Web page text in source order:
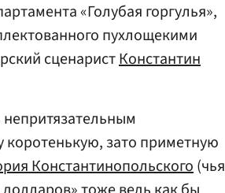
«Голубая горгулья»,
пухлощекими
сценаристКонстантин
зато приметную
Константинопольского(чья